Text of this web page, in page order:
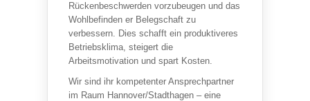
Rückenbeschwerden vorzubeugen und das
Wohlbefinden er Belegschaft zu
verbessern. Dies schafft ein produktiveres
Betriebsklima, steigert die
Arbeitsmotivation und spart Kosten.
Wir sind ihr kompetenter Ansprechpartner
im Raum Hannover/Stadthagen – eine